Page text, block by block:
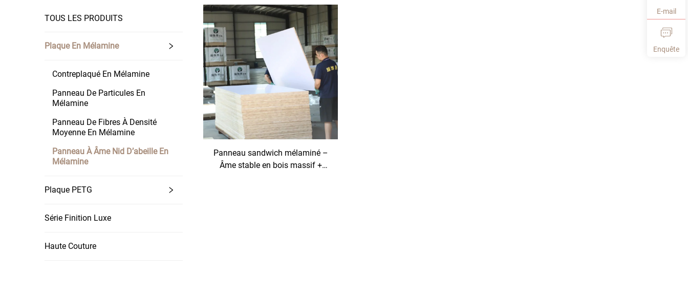
TOUS LES PRODUITS
Plaque En Mélamine
Contreplaqué En Mélamine
Panneau De Particules En
Mélamine
Panneau De Fibres À Densité
Moyenne En Mélamine
Panneau À Âme Nid D’abeille En
Mélamine
Plaque PETG
Série Finition Luxe
Haute Couture
Panneau sandwich mélaminé –
Âme stable en bois massif +
E-mail
Enquête